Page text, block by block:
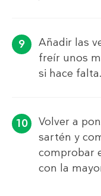
Añadir las
freír unos
si hace
Volver a
sartén y
comprobar
con la